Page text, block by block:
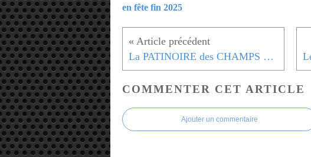
en fête fin 2025
La PATINOIRE des CHAMPS ELYSEES - 8eme - 2012
COMMENTER CET ARTICLE
Ajouter un commentaire